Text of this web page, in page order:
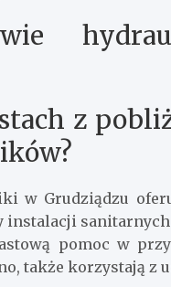
z
w Grudziądzu
pomoc w
także korzystają z